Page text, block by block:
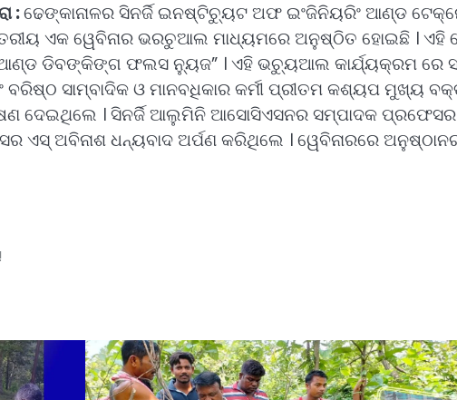
:ଢେଙ୍କାନାଳର ସିନର୍ଜି ଇନଷ୍ଟିଚ୍ୟୁଟ ଅଫ ଇଂଜିନିୟରିଂ ଆଣ୍ଡ
ଏକ ୱେବିନାର ଭରଚୁଆଲ ମାଧ୍ୟମରେ ଅନୁଷ୍ଠିତ ହୋଇଛି । ଏହି
ଡିବଙ୍କିଙ୍ଗ ଫଲସ ନ୍ୟୁଜ” । ଏହି ଭଚ୍ୟୁଆଲ କାର୍ଯ୍ୟକ୍ରମ ରେ
ସାମ୍ବାଦିକ ଓ ମାନବଧିକାର କର୍ମୀ ପ୍ରୀତମ କଶ୍ୟପ ମୁଖ୍ୟ
ଦେଇଥିଲେ । ସିନର୍ଜି ଆଲୁମିନି ଆସୋସିଏସନର ସମ୍ପାଦକ ପ୍ରଫେସର
ଅବିନାଶ ଧନ୍ୟବାଦ ଅର୍ପଣ କରିଥିଲେ । ୱେବିନାରରେ